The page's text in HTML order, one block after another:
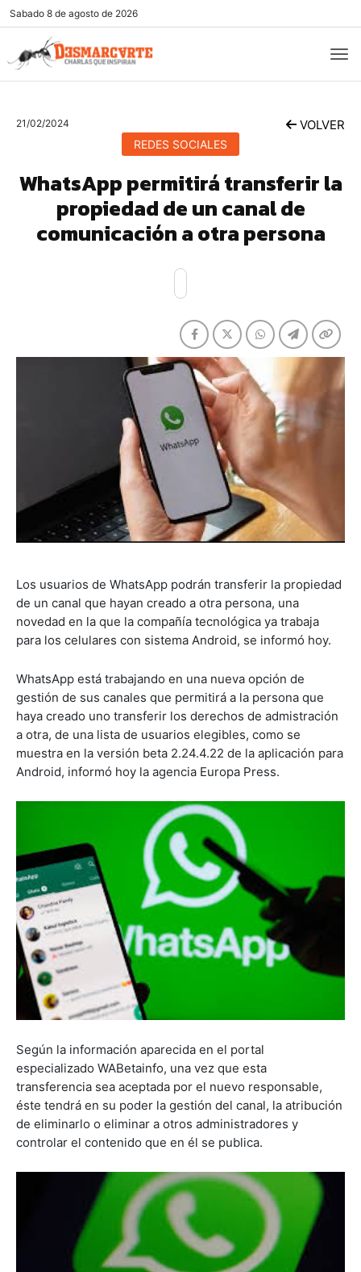
Sabado 8 de agosto de 2026
21/02/2024 VOLVER
REDES SOCIALES
WhatsApp permitirá transferir la
propiedad de un canal de
comunicación a otra persona
Los usuarios de WhatsApp podrán transferir la propiedad
de un canal que hayan creado a otra persona, una
novedad en la que la compañía tecnológica ya trabaja
para los celulares con sistema Android, se informó hoy.
WhatsApp está trabajando en una nueva opción de
gestión de sus canales que permitirá a la persona que
haya creado uno transferir los derechos de admistración
a otra, de una lista de usuarios elegibles, como se
muestra en la versión beta 2.24.4.22 de la aplicación para
Android, informó hoy la agencia Europa Press.
Según la información aparecida en el portal
especializado WABetainfo, una vez que esta
transferencia sea aceptada por el nuevo responsable,
éste tendrá en su poder la gestión del canal, la atribución
de eliminarlo o eliminar a otros administradores y
controlar el contenido que en él se publica.